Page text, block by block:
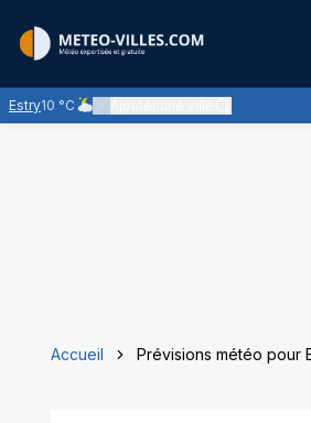
Estry10 °C
Ciel nuageux - les éclaircies et les
Accueil Prévisions météo pour